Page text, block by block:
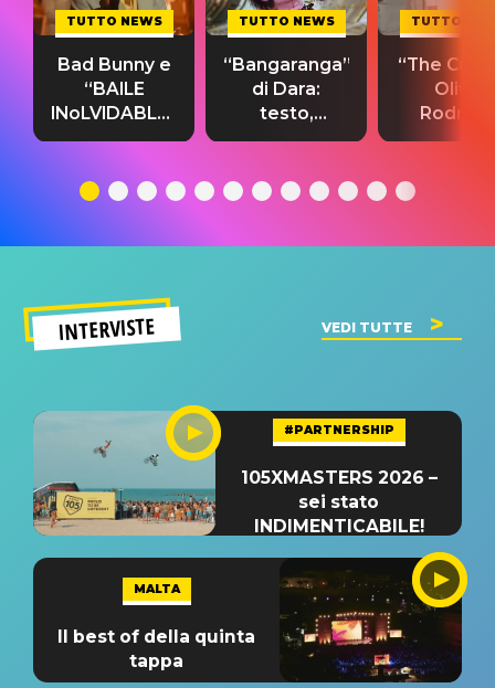
TUTTO NEWS
Bad Bunny e
“BAILE
INoLVIDABLE”:
testo,
significato
TUTTO NEWS
“Bangaranga”
di Dara:
testo,
traduzione e
del singolo
TUTTO
“The
Olivia
testo,
INTERVISTE VEDI TUTTE
#PARTNERSHIP
105XMASTERS 2026 –
sei stato
INDIMENTICABILE!
MALTA
Il best of della quinta
tappa